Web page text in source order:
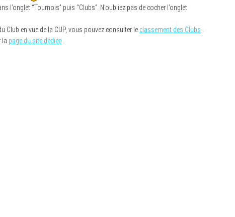
l’onglet “Tournois” puis “Clubs”. N’oubliez pas de cocher l’onglet
en vue de la CUP, vous pouvez consulter le classement des Clubs .
la page du site dédiée .